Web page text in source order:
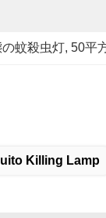
の蚊殺虫灯, 50平
Killing Lamp